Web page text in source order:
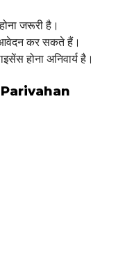
जरूरी है।
आवेदन कर सकते हैं।
होना अनिवार्य है।